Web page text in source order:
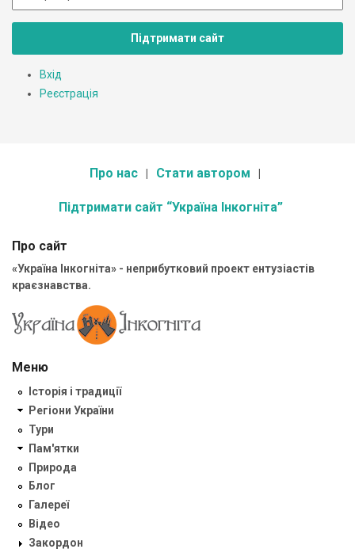
Підтримати сайт
Вхід
Реєстрація
Про нас Стати автором
Підтримати сайт “Україна Інкогніта”
Про сайт
«Україна Інкогніта» - неприбутковий проект ентузіастів
краєзнавства.
Меню
Історія і традиції
Регіони України
Тури
Пам'ятки
Природа
Блог
Галереї
Відео
Закордон